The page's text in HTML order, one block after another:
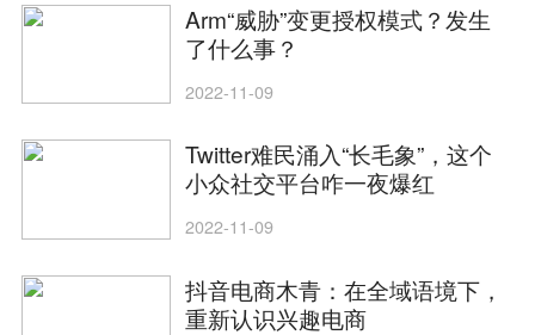
Arm“威胁”变更授权模式？发生
了什么事？
2022-11-09
Twitter难民涌入“长毛象”，这个
小众社交平台咋一夜爆红
2022-11-09
抖音电商木青：在全域语境下，
重新认识兴趣电商